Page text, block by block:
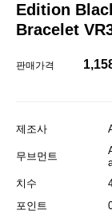
Edition
Bracelet
판매가격
제조사
무브먼트
치수
포인트